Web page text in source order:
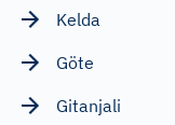
Kelda
Göte
Gitanjali